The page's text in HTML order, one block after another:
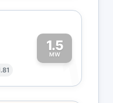
1.5
MW1